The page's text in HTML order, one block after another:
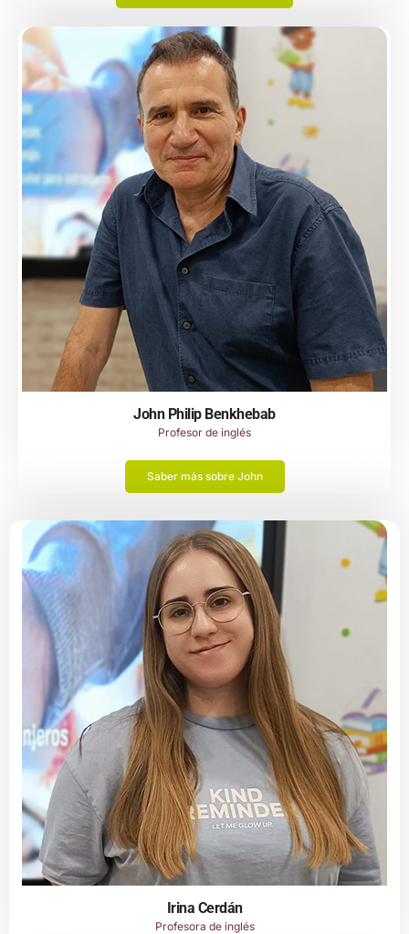
John Philip Benkhebab
Profesor de inglés
Saber más sobre John
Irina Cerdán
Profesora de inglés